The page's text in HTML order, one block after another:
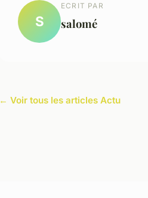
S
ECRIT PAR
salomé
← Voir tous les articles Actu